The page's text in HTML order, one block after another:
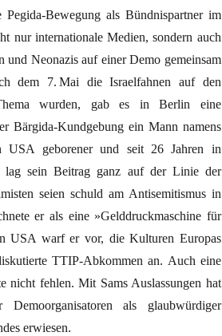
Bewegung als Bündnispartner im
nur internationale Medien, sondern auch
und Neonazis auf einer Demo gemeinsam
dem 7. Mai die Israelfahnen auf den
Thema wurden, gab es in Berlin eine
Bärgida-Kundgebung ein Mann namens
geborener und seit 26 Jahren in
lag sein Beitrag ganz auf der Linie der
seien schuld am Antisemitismus in
er als eine »Gelddruckmaschine für
USA warf er vor, die Kulturen Europas
TTIP-Abkommen an. Auch eine
nicht fehlen. Mit Sams Auslassungen hat
als glaubwürdiger
erwiesen.